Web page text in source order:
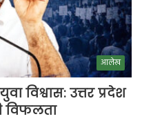
आलेख
उत्तर प्रदेश
विफलता